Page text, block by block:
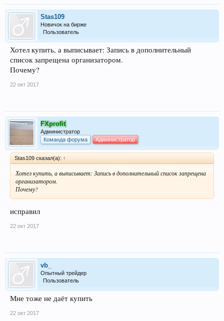
Stas109
Новичок на бирже
Пользователь
Хотел купить, а выписывает: Запись в дополнительный
список запрещена организатором.
Почему?
22 окт 2017
FXprofit
Администратор
Команда форума
Администратор
Stas109 сказал(а): ↑
Хотел купить, а выписывает: Запись в дополнительный список запрещена
организатором.
Почему?
исправил
22 окт 2017
vb_
Опытный трейдер
Пользователь
Мне тоже не даёт купить
22 окт 2017